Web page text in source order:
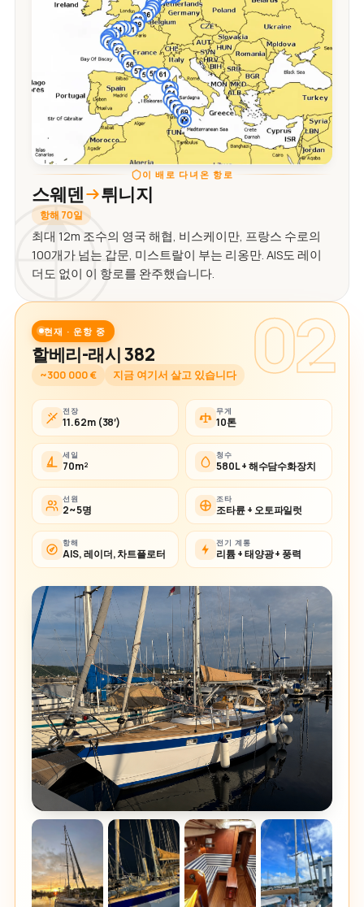
이 배로 다녀온 항로
스웨덴 튀니지
항해 70일
최대 12m 조수의 영국 해협, 비스케이만, 프랑스 수로의
100개가 넘는 갑문, 미스트랄이 부는 리옹만. AIS도 레이
더도 없이 이 항로를 완주했습니다.
02
현재 · 운항 중
할베리-래시 382
~300 000 € 지금 여기서 살고 있습니다
전장
11.62m (38′)
무게
10톤
세일
70m²
청수
580L + 해수담수화장치
선원
2~5명
조타
조타륜 + 오토파일럿
항해
AIS, 레이더, 차트플로터
전기 계통
리튬 + 태양광 + 풍력